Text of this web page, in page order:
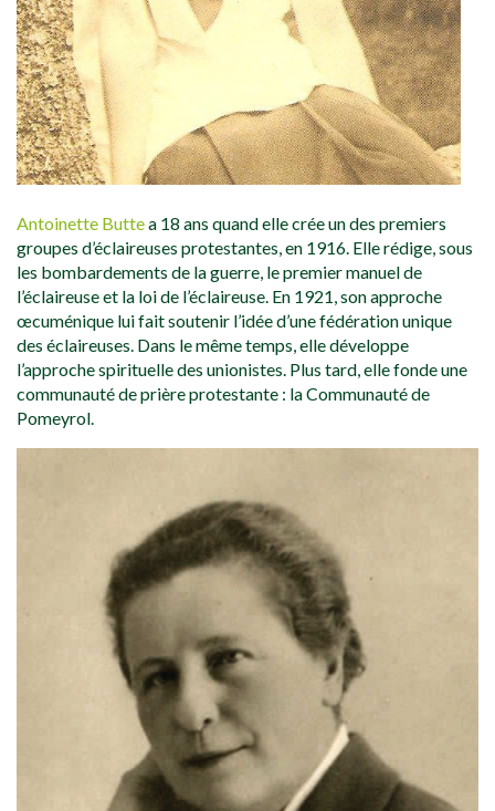
Antoinette Buttea 18 ans quand elle crée un des premiers
groupes d’éclaireuses protestantes, en 1916. Elle rédige, sous
les bombardements de la guerre, le premier manuel de
l’éclaireuse et la loi de l’éclaireuse. En 1921, son approche
œcuménique lui fait soutenir l’idée d’une fédération unique
des éclaireuses. Dans le même temps, elle développe
l’approche spirituelle des unionistes. Plus tard, elle fonde une
communauté de prière protestante : la Communauté de
Pomeyrol.